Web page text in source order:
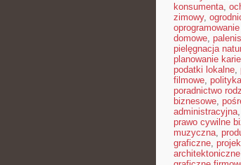
konsumenta,
zimowy,
domowe,
pielęgnacja
planowanie
podatki lokalne,
filmowe,
poradnictwo
biznesowe,
administracyjna,
prawo cywilne
muzyczna,
graficzne,